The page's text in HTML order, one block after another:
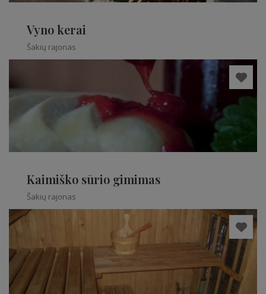
Vyno kerai
Šakių rajonas
Kaimiško sūrio gimimas
Šakių rajonas